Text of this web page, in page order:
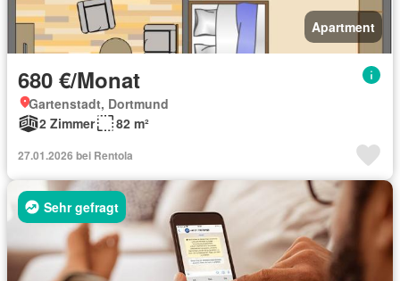
Apartment
680 €/Monat
Gartenstadt, Dortmund
2 Zimmer
82 m²
27.01.2026 bei Rentola
Sehr gefragt